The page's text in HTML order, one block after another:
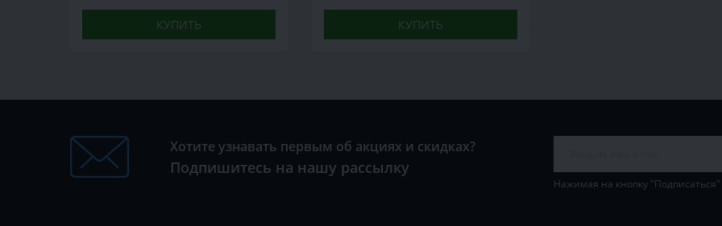
КУПИТЬ КУПИТЬ
Хотите узнавать первым об акциях и скидках?
Подпишитесь на нашу рассылку
Нажимая на кнопку